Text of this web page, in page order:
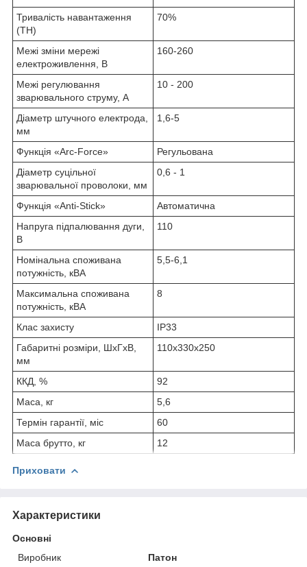
Тривалість навантаження
(ТН)
70%
Межі зміни мережі
електроживлення, В
160-260
Межі регулювання
зварювального струму, А
10 - 200
Діаметр штучного електрода,
мм
1,6-5
Функція «Arc-Force»
Регульована
Діаметр суцільної
зварювальної проволоки, мм
0,6 - 1
Функція «Anti-Stick»
Автоматична
Напруга підпалювання дуги,
В
110
Номінальна споживана
потужність, кВА
5,5-6,1
Максимальна споживана
потужність, кВA
8
Клас захисту
IP33
Габаритні розміри, ШxГxВ,
мм
110х330х250
ККД, %
92
Маса, кг
5,6
Термін гарантії, міс
60
Маса брутто, кг
12
Приховати
Характеристики
Основні
Виробник
Патон